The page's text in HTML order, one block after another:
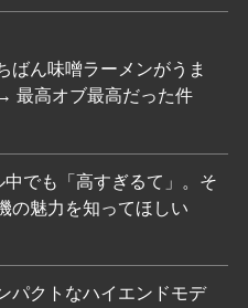
ばん味噌ラーメンがうま
最高オブ最高だった件
でも「高すぎるて」。そ
の魅力を知ってほしい
パクトなハイエンドモデ